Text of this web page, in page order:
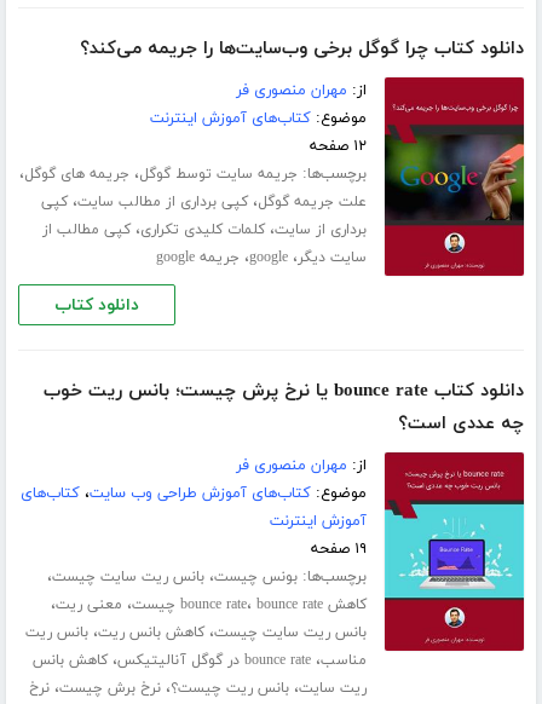
دانلود کتاب چرا گوگل برخی وب‌سایت‌ها را جریمه می‌کند؟
از: مهران منصوری فر
موضوع:کتاب‌های آموزش اینترنت
۱۲ صفحه
برچسب‌ها: جریمه سایت توسط گوگل، جریمه های گوگل،
علت جریمه گوگل،کپی برداری از مطالب سایت،کپی
برداری از سایت،کلمات کلیدی تکراری،کپی مطالب از
سایت دیگر،google، جریمه google
دانلود کتاب
دانلود کتاب bounce rate یا نرخ پرش چیست؛ بانس ریت خوب
چه عددی است؟
از: مهران منصوری فر
موضوع:کتاب‌های آموزش طراحی وب سایت،کتاب‌های
آموزش اینترنت
۱۹ صفحه
برچسب‌ها:بونس چیست،بانس ریت سایت چیست،
کاهش bounce rate ، bounce rate چیست ، معنی ریت،
بانس ریت سایت چیست،کاهش بانس ریت،بانس ریت
مناسب،bounce rate در گوگل آنالیتیکس ،کاهش بانس
ریت سایت،بانس ریت چیست؟،نرخ برش چیست،نرخ